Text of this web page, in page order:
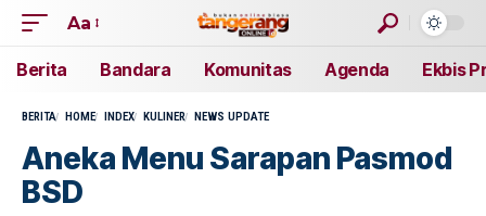
Aa
Berita Bandara Komunitas Agenda Ekbis
BERITA HOME INDEX KULINER NEWS UPDATE
Aneka Menu Sarapan Pasmod
BSD